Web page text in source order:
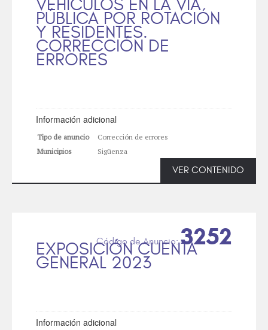
VEHÍCULOS EN LA VÍA
PÚBLICA POR ROTACIÓN
Y RESIDENTES.
CORRECCIÓN DE
ERRORES
Información adicional
Tipo de anuncio
Corrección de errores
Municipios
Sigüenza
VER CONTENIDO
EXPOSICIÓN CUENTA
GENERAL 2023
3252
Información adicional